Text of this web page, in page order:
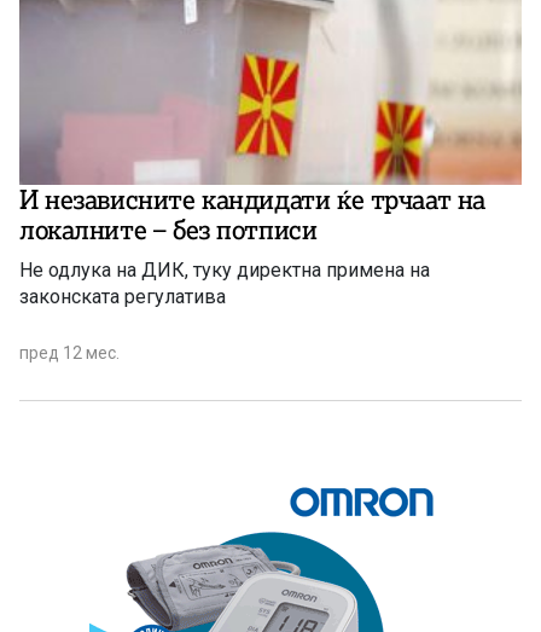
И независните кандидати ќе трчаат на
локалните – без потписи
Не одлука на ДИК, туку директна примена на
законската регулатива
пред 12 мес.